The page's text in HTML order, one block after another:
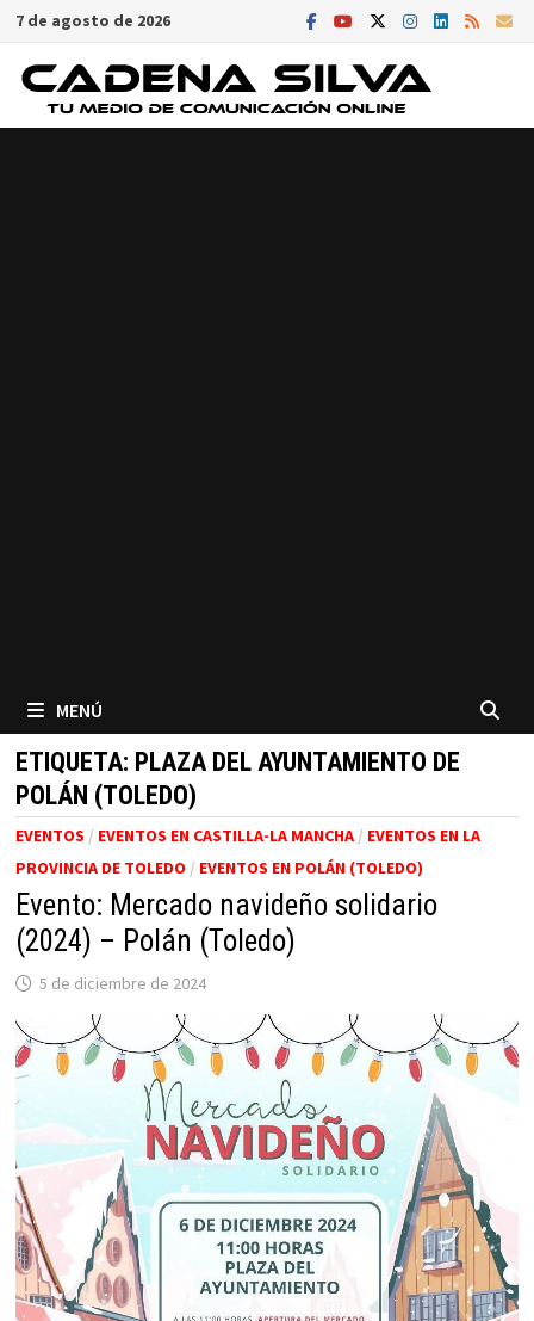
Saltar
contenido
7 de agosto de 2026
MENÚ
ETIQUETA: PLAZA DEL AYUNTAMIENTO DE
POLÁN (TOLEDO)
EVENTOS / EVENTOS EN CASTILLA-LA MANCHA/ EVENTOS EN LA
PROVINCIA DE TOLEDO / EVENTOS EN POLÁN (TOLEDO)
Evento: Mercado navideño solidario
(2024) – Polán (Toledo)
5 de diciembre de 2024